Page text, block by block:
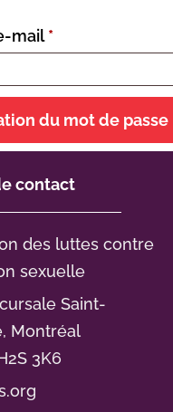
mail*
du mot de passe
contact
des luttes contre
sexuelle
Saint-
Montréal
3K6